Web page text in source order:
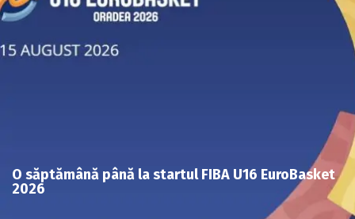
O săptămână până la startul FIBA U16 EuroBasket
2026